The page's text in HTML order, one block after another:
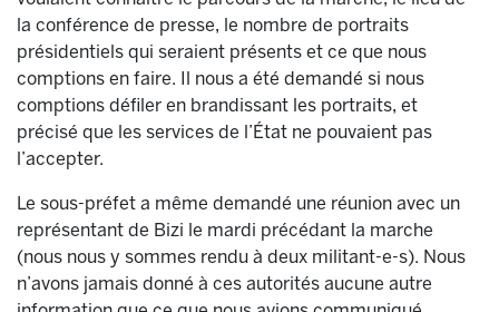
la conférence de presse, le nombre de portraits
présidentiels qui seraient présents et ce que nous
comptions en faire. Il nous a été demandé si nous
comptions défiler en brandissant les portraits, et
précisé que les services de l’État ne pouvaient pas
l’accepter.
Le sous-préfet a même demandé une réunion avec un
représentant de Bizi le mardi précédant la marche
(nous nous y sommes rendu à deux militant-e-s). Nous
n’avons jamais donné à ces autorités aucune autre